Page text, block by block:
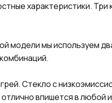
характеристики. Три
модели мы используем
Стекло с
впишется в любой